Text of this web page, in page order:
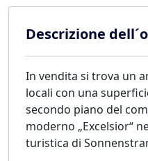
Descrizione
In vendita si trova un
locali con una
secondo piano del
moderno „Excelsior“
turistica di